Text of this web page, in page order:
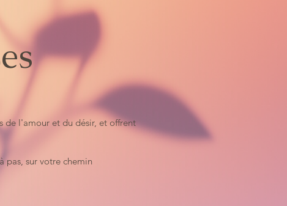
de l'amour et du désir, et offrent
pas, sur votre chemin